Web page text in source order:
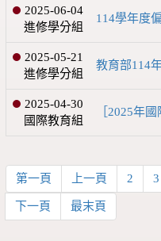
2025-06-04
進修學分組
114學年度
2025-05-21
進修學分組
教育部114
2025-04-30
國際教育組
［2025年
第一頁 上一頁 2 3
下一頁 最末頁